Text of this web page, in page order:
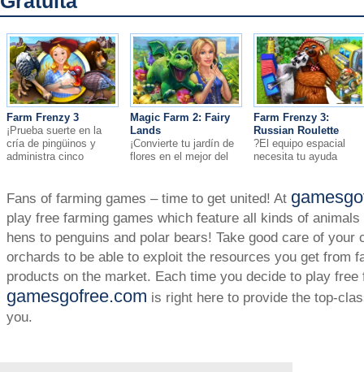
Farm Frenzy 3
¡Prueba suerte en la
cría de pingüinos y
administra cinco
Magic Farm 2: Fairy
Lands
¡Convierte tu jardín de
flores en el mejor del
Farm Frenzy 3:
Russian Roulette
?El equipo espacial
necesita tu ayuda
Fans of farming games – time to get united! At
play free farming games which feature all kinds of
hens to penguins and polar bears! Take good care of your
orchards to be able to exploit the resources you get from
products on the market. Each time you decide to play free
gamesgofree.com is right here to provide the top-
you.